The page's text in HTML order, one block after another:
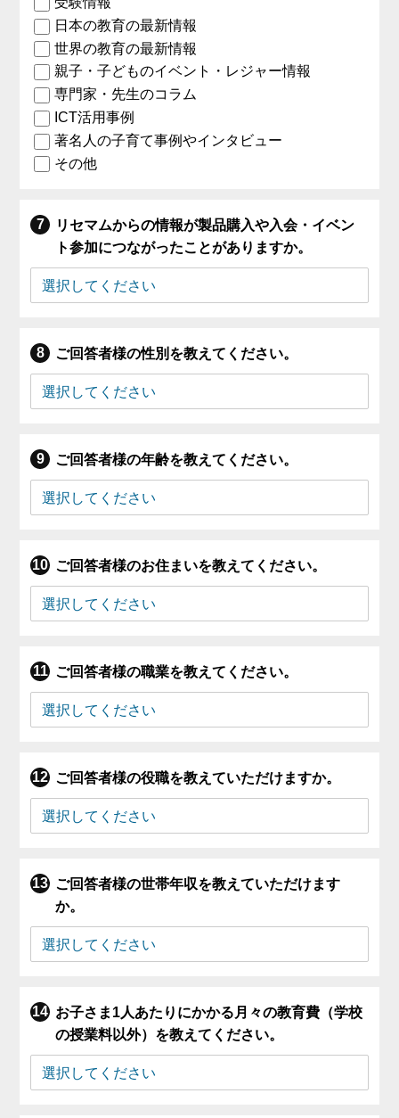
日本の教育の最新情報
世界の教育の最新情報
親子・子どものイベント・レジャー情報
専門家・先生のコラム
ICT活用事例
著名人の子育て事例やインタビュー
その他
リセマムからの情報が製品購入や入会・イベン
ト参加につながったことがありますか。
ご回答者様の性別を教えてください。
ご回答者様の年齢を教えてください。
ご回答者様のお住まいを教えてください。
ご回答者様の職業を教えてください。
ご回答者様の役職を教えていただけますか。
ご回答者様の世帯年収を教えていただけます
か。
お子さま1人あたりにかかる月々の教育費（学校
の授業料以外）を教えてください。